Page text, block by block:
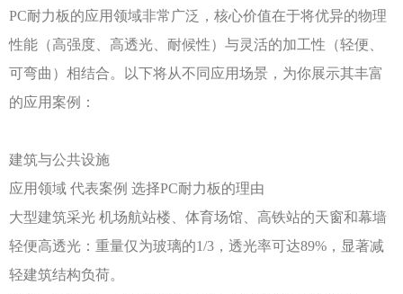
PC耐力板的应用领域非常广泛，核心价值在于将优异的物理
性能（高强度、高透光、耐候性）与灵活的加工性（轻便、
可弯曲）相结合。以下将从不同应用场景，为你展示其丰富
的应用案例：
建筑与公共设施
应用领域 代表案例 选择PC耐力板的理由
大型建筑采光 机场航站楼、体育场馆、高铁站的天窗和幕墙
轻便高透光：重量仅为玻璃的1/3，透光率可达89%，显著减
轻建筑结构负荷。